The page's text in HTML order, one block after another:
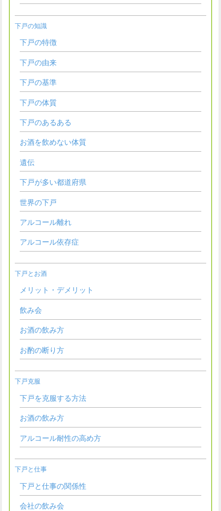
下戸の知識
下戸の特徴
下戸の由来
下戸の基準
下戸の体質
下戸のあるある
お酒を飲めない体質
遺伝
下戸が多い都道府県
世界の下戸
アルコール離れ
アルコール依存症
下戸とお酒
メリット・デメリット
飲み会
お酒の飲み方
お酌の断り方
下戸克服
下戸を克服する方法
お酒の飲み方
アルコール耐性の高め方
下戸と仕事
下戸と仕事の関係性
会社の飲み会